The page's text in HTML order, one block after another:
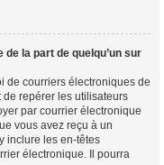
la part de quelqu’un sur
de courriers électroniques de
repérer les utilisateurs
par courrier électronique
vous avez reçu à un
inclure les en-têtes
électronique. Il pourra